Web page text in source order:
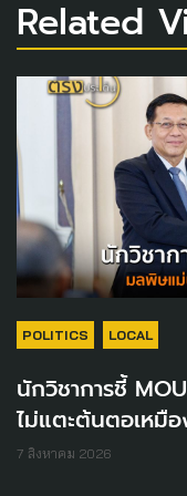
Related
POLITICS LOCAL
นักวิชาการชี้
ไม่แตะต้นตอเหมื
7 สิงหาคม 2026